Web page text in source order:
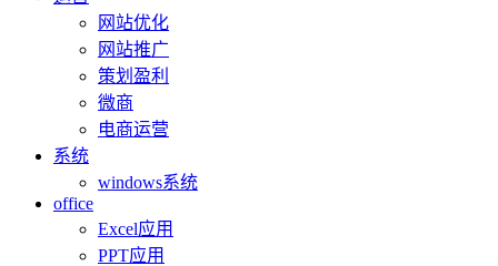
网站优化
网站推广
策划盈利
微商
电商运营
系统
windows系统
office
Excel应用
PPT应用